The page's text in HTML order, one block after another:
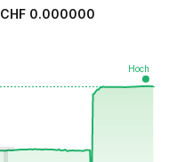
CHF 0.000000